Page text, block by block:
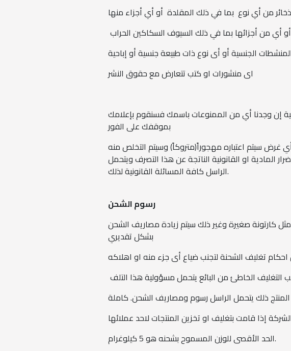
من أي نوع بما في ذلك المقلدة أو أي أجزاء منها
أي من أجزائها بما في ذلك السيوف السكاكين الحراب
المنشطات الجنسية أو أى نوع ذات طبيعة جنسية أو إباحية
اى منشورات او كتب تتعارض مع حقوق النشر
إن وجدنا أي من الممنوعات باسمك فسنقوم بإعلامك
بموقفك على الفور
غرض سيتم اعتباره مهجوراً(متروكاً) وسيتم التخلص منه
او القانونية الناتجة عن هذا التصرف ويتحمل
الراسل كافة المسائلة القانونية لذلك.
رسوم الشحن
كارتونة صغيرة وغير ذلك سيتم زيادة مصاريف الشحن
بشكل تقديري
تغليف الشحنة لتجنب ضياع أى جزء منه او اهلاكه
الحد الأقصى للوزن المسموح بشحنه هو 5 كيلوغرام.